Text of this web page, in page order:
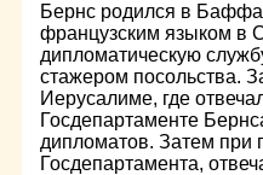
Бернс родился в
французским языком в
дипломатическую
стажером посольства.
Иерусалиме, где
Госдепартаменте
дипломатов. Затем при
Госдепартамента,